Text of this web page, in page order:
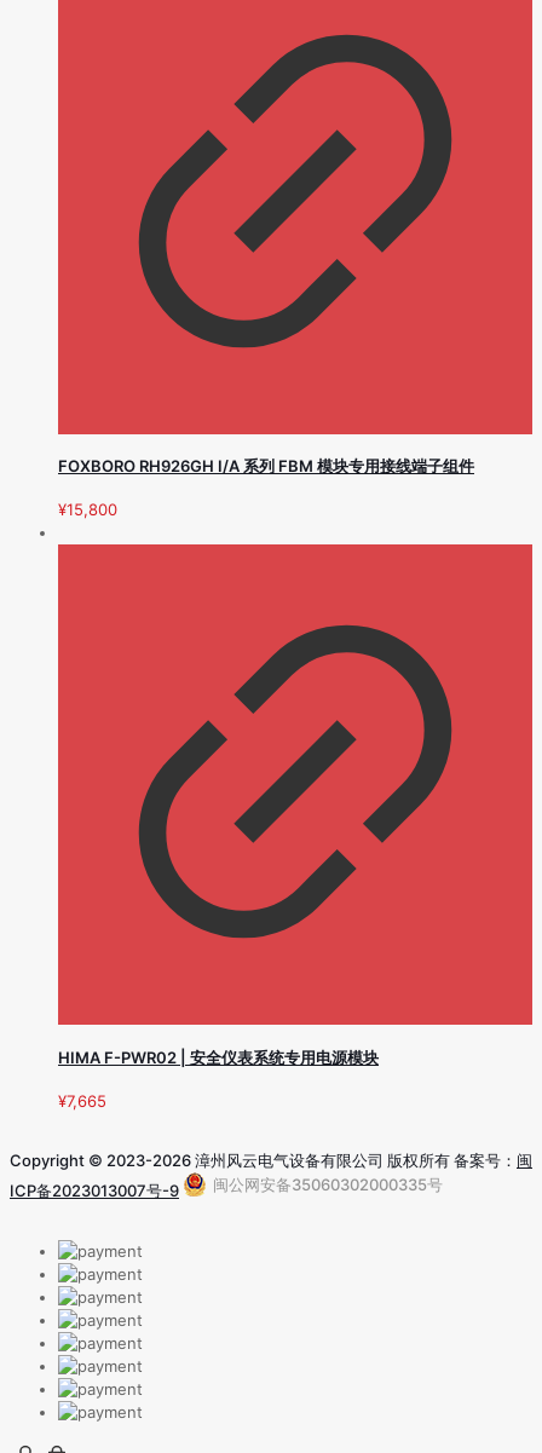
FOXBORO RH926GH I/A 系列 FBM 模块专用接线端子组件
¥15,800
HIMA F-PWR02 | 安全仪表系统专用电源模块
¥7,665
Copyright © 2023-2026 漳州风云电气设备有限公司 版权所有 备案号： 闽
ICP备2023013007号-9
闽公网安备35060302000335号